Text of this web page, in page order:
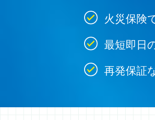
火災保険
最短即日
再発保証